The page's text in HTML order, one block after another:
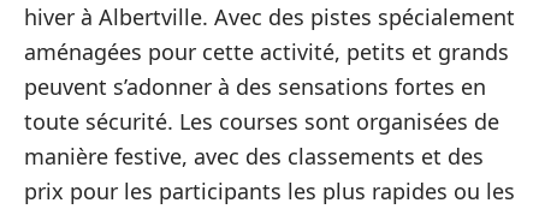
hiver à Albertville. Avec des pistes spécialement
aménagées pour cette activité, petits et grands
peuvent s’adonner à des sensations fortes en
toute sécurité. Les courses sont organisées de
manière festive, avec des classements et des
prix pour les participants les plus rapides ou les